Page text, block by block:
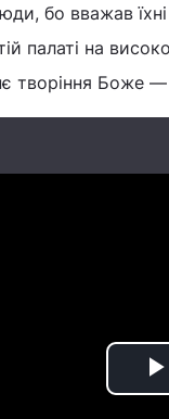
бо вважав
палаті на
творіння Боже —